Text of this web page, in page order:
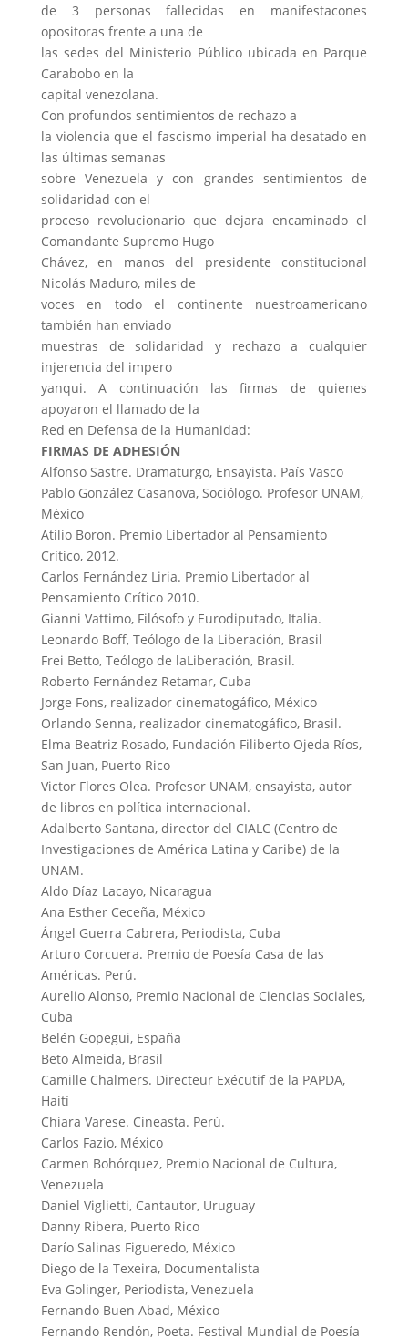
de 3 personas fallecidas en manifestacones
opositoras frente a una de
las sedes del Ministerio Público ubicada en Parque
Carabobo en la
capital venezolana.
Con profundos sentimientos de rechazo a
la violencia que el fascismo imperial ha desatado en
las últimas semanas
sobre Venezuela y con grandes sentimientos de
solidaridad con el
proceso revolucionario que dejara encaminado el
Comandante Supremo Hugo
Chávez, en manos del presidente constitucional
Nicolás Maduro, miles de
voces en todo el continente nuestroamericano
también han enviado
muestras de solidaridad y rechazo a cualquier
injerencia del impero
yanqui. A continuación las firmas de quienes
apoyaron el llamado de la
Red en Defensa de la Humanidad:
FIRMAS DE ADHESIÓN
Alfonso Sastre. Dramaturgo, Ensayista. País Vasco
Pablo González Casanova, Sociólogo. Profesor UNAM,
México
Atilio Boron. Premio Libertador al Pensamiento
Crítico, 2012.
Carlos Fernández Liria. Premio Libertador al
Pensamiento Crítico 2010.
Gianni Vattimo, Filósofo y Eurodiputado, Italia.
Leonardo Boff, Teólogo de la Liberación, Brasil
Frei Betto, Teólogo de laLiberación, Brasil.
Roberto Fernández Retamar, Cuba
Jorge Fons, realizador cinematogáfico, México
Orlando Senna, realizador cinematogáfico, Brasil.
Elma Beatriz Rosado, Fundación Filiberto Ojeda Ríos,
San Juan, Puerto Rico
Victor Flores Olea. Profesor UNAM, ensayista, autor
de libros en política internacional.
Adalberto Santana, director del CIALC (Centro de
Investigaciones de América Latina y Caribe) de la
UNAM.
Aldo Díaz Lacayo, Nicaragua
Ana Esther Ceceña, México
Ángel Guerra Cabrera, Periodista, Cuba
Arturo Corcuera. Premio de Poesía Casa de las
Américas. Perú.
Aurelio Alonso, Premio Nacional de Ciencias Sociales,
Cuba
Belén Gopegui, España
Beto Almeida, Brasil
Camille Chalmers. Directeur Exécutif de la PAPDA,
Haití
Chiara Varese. Cineasta. Perú.
Carlos Fazio, México
Carmen Bohórquez, Premio Nacional de Cultura,
Venezuela
Daniel Viglietti, Cantautor, Uruguay
Danny Ribera, Puerto Rico
Darío Salinas Figueredo, México
Diego de la Texeira, Documentalista
Eva Golinger, Periodista, Venezuela
Fernando Buen Abad, México
Fernando Rendón, Poeta. Festival Mundial de Poesía